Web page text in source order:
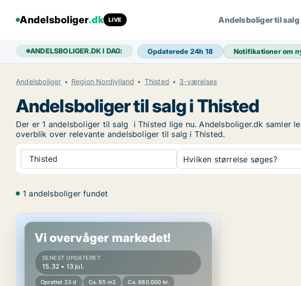
Andelsboliger.dk LIVE Andelsboliger til salg
ANDELSBOLIGER.DK I DAG: Opdaterede 24h 18 Notifikationer om
Andelsboliger Region Nordjylland Thisted 3-værelses
Andelsboliger til salg i Thisted
Der er 1 andelsboliger til salg i Thisted lige nu. Andelsboliger.dk samler
overblik over relevante andelsboliger til salg i Thisted.
Thisted Hvilken størrelse søges?
1 andelsboliger fundet
Andelsbolig i Thisted
Vi overvåger markedet!
SENEST OPDATERET
15.32 • 13 jul.
Oprettet 23 d Ca. 95 m2 Ca. 880.000 kr.